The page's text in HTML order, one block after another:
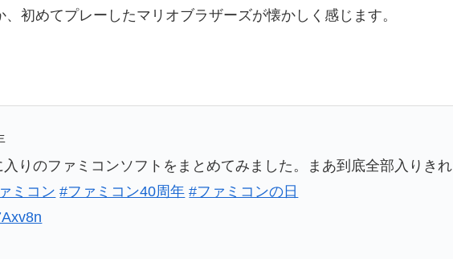
初めてプレーしたマリオブラザーズが懐かしく感じます。
入りのファミコンソフトをまとめてみました。まあ到底全部入りきれ
ミコン #ファミコン40周年 #ファミコンの日